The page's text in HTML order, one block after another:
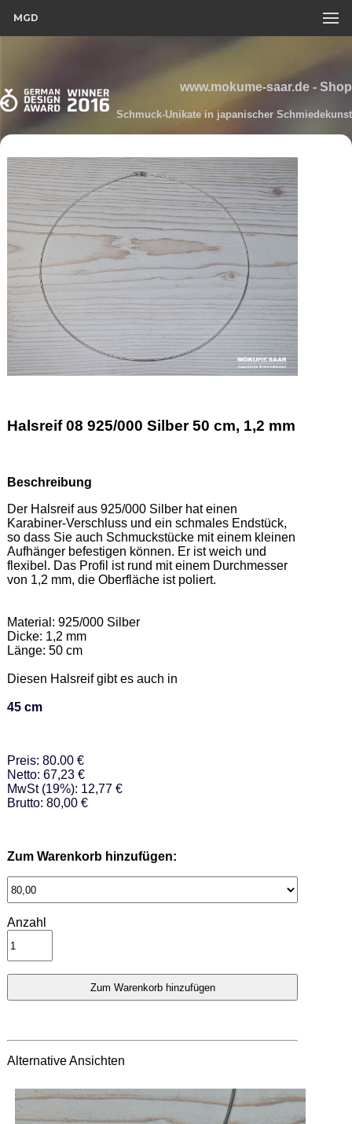
MGD
www.mokume-saar.de - Shop
Schmuck-Unikate in japanischer Schmiedekunst
Halsreif 08 925/000 Silber 50 cm, 1,2 mm
Beschreibung
Der Halsreif aus 925/000 Silber hat einen
Karabiner-Verschluss und ein schmales Endstück,
so dass Sie auch Schmuckstücke mit einem kleinen
Aufhänger befestigen können. Er ist weich und
flexibel. Das Profil ist rund mit einem Durchmesser
von 1,2 mm, die Oberfläche ist poliert.
Material: 925/000 Silber
Dicke: 1,2 mm
Länge: 50 cm
Diesen Halsreif gibt es auch in
45 cm
Preis: 80.00 €
Netto: 67,23 €
MwSt (19%): 12,77 €
Brutto: 80,00 €
Zum Warenkorb hinzufügen:
Anzahl
Alternative Ansichten